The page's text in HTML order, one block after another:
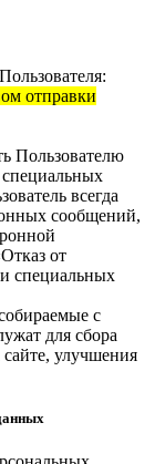
отправки
Пользователю
всегда
сообщений,
от
специальных
с
для сбора
улучшения